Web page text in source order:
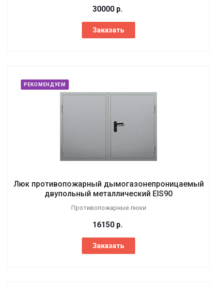
30000 р.
Заказать
РЕКОМЕНДУЕМ
Люк противопожарный дымогазонепроницаемый
двупольный металлический EIS90
Противопожарные люки
16150 р.
Заказать